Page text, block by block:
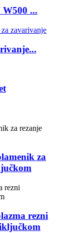
...
za
rezni